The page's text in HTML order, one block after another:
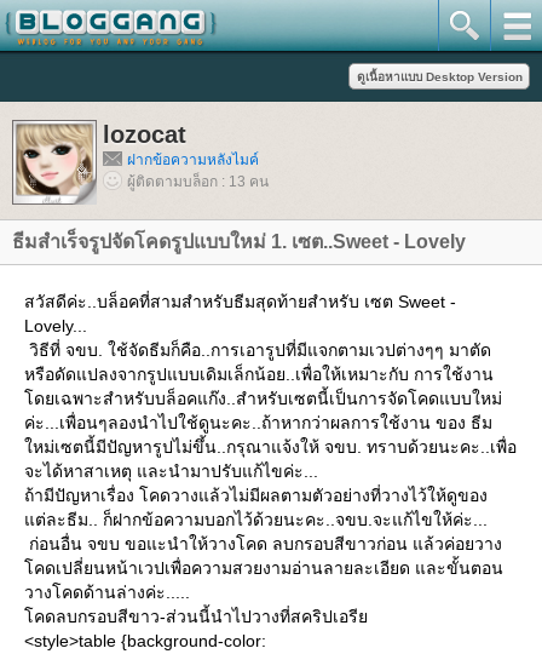
lozocat
ฝากข้อความหลังไมค์
ผู้ติดตามบล็อก : 13 คน
ธีมสำเร็จรูปจัดโคดรูปแบบใหม่ 1. เซต..Sweet - Lovely
สวัสดีค่ะ..บล็อคที่สามสำหรับธีมสุดท้ายสำหรับ เซต Sweet -
Lovely...
วิธีที่ จขบ. ใช้จัดธีมก็คือ..การเอารูปที่มีแจกตามเวปต่างๆๆ มาตัด
หรือดัดแปลงจากรูปแบบเดิมเล็กน้อย..เพื่อให้เหมาะกับ การใช้งาน
ดยเฉพาะสำหรับบล็อคแก๊ง..สำหรับเซตนี้เป็นการจัดโคดแบบใหม่
ค่ะ...เพื่อนๆลองนำไปใช้ดูนะคะ..ถ้าหากว่าผลการใช้งาน ของ ธีม
หม่เซตนี้มีปัญหารูปไม่ขึ้น..กรุณาแจ้งให้ จขบ. ทราบด้วยนะคะ..เพื่อ
จะได้หาสาเหตุ และนำมาปรับแก้ไขค่ะ...
ถ้ามีปัญหาเรื่อง โคดวางแล้วไม่มีผลตามตัวอย่างที่วางไว้ให้ดูของ
ต่ละธีม.. ก็ฝากข้อความบอกไว้ด้วยนะคะ..จขบ.จะแก้ไขให้ค่ะ...
ก่อนอื่น จขบ ขอแะนำให้วางโคด ลบกรอบสีขาวก่อน แล้วค่อยวาง
คดเปลี่ยนหน้าเวปเพื่อความสวยงามอ่านลายละเอียด และขั้นตอน
วางโคดด้านล่างค่ะ.....
คดลบกรอบสีขาว-ส่วนนี้นำไปวางที่สคริปเอรี
<style>table {background-color: